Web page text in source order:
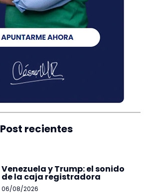
Post recientes
Venezuela y Trump: el sonido
de la caja registradora
06/08/2026